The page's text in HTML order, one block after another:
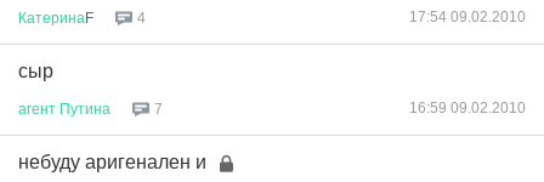
КатеринаF 4 17:54 09.02.2010
сыр
агент Путина 7 16:59 09.02.2010
небуду аригенален и